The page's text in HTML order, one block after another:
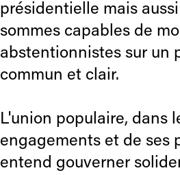
présidentielle mais
sommes capables de
abstentionnistes sur un
commun et clair.
L'union populaire, dans
engagements et de ses
entend gouverner